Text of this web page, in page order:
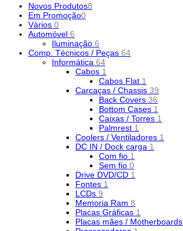
Novos Produtos8
Em Promoção0
Vários 0
Automóvel 6
Iluminação 6
Comp. Técnicos / Peças 64
Informática 64
Cabos 1
Cabos Flat 1
Carcaças / Chassis 39
Back Covers 36
Bottom Cases 1
Caixas / Torres 1
Palmrest 1
Coolers / Ventiladores 1
DC IN / Dock carga 1
Com fio 1
Sem fio 0
Drive DVD/CD 1
Fontes 1
LCDs 9
Memoria Ram 8
Placas Gráficas 1
Placas mães / Motherboards